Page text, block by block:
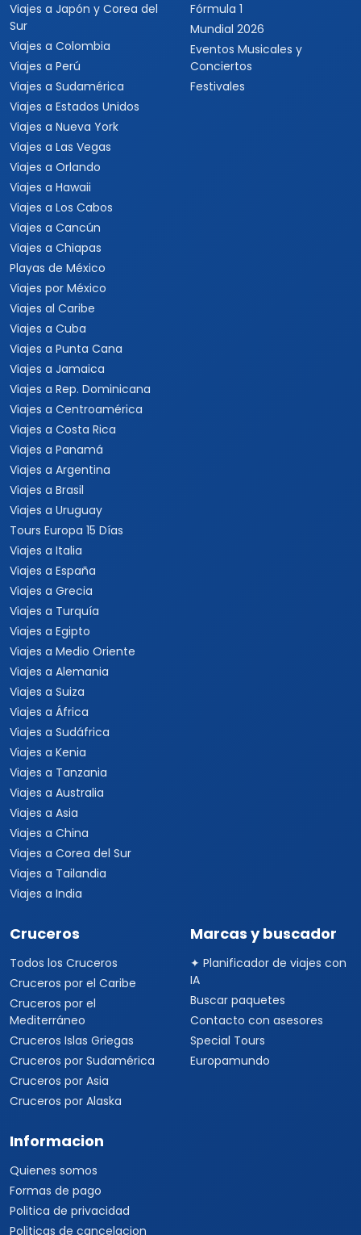
Viajes a Japón y Corea del
Sur
Viajes a Colombia
Viajes a Perú
Viajes a Sudamérica
Viajes a Estados Unidos
Viajes a Nueva York
Viajes a Las Vegas
Viajes a Orlando
Viajes a Hawaii
Viajes a Los Cabos
Viajes a Cancún
Viajes a Chiapas
Playas de México
Viajes por México
Viajes al Caribe
Viajes a Cuba
Viajes a Punta Cana
Viajes a Jamaica
Viajes a Rep. Dominicana
Viajes a Centroamérica
Viajes a Costa Rica
Viajes a Panamá
Viajes a Argentina
Viajes a Brasil
Viajes a Uruguay
Tours Europa 15 Días
Viajes a Italia
Viajes a España
Viajes a Grecia
Viajes a Turquía
Viajes a Egipto
Viajes a Medio Oriente
Viajes a Alemania
Viajes a Suiza
Viajes a África
Viajes a Sudáfrica
Viajes a Kenia
Viajes a Tanzania
Viajes a Australia
Viajes a Asia
Viajes a China
Viajes a Corea del Sur
Viajes a Tailandia
Viajes a India
Fórmula 1
Mundial 2026
Eventos Musicales y
Conciertos
Festivales
Cruceros
Todos los Cruceros
Cruceros por el Caribe
Cruceros por el
Mediterráneo
Cruceros Islas Griegas
Cruceros por Sudamérica
Cruceros por Asia
Cruceros por Alaska
Marcas y buscador
✦ Planificador de viajes con
IA
Buscar paquetes
Contacto con asesores
Special Tours
Europamundo
Informacion
Quienes somos
Formas de pago
Politica de privacidad
Politicas de cancelacion